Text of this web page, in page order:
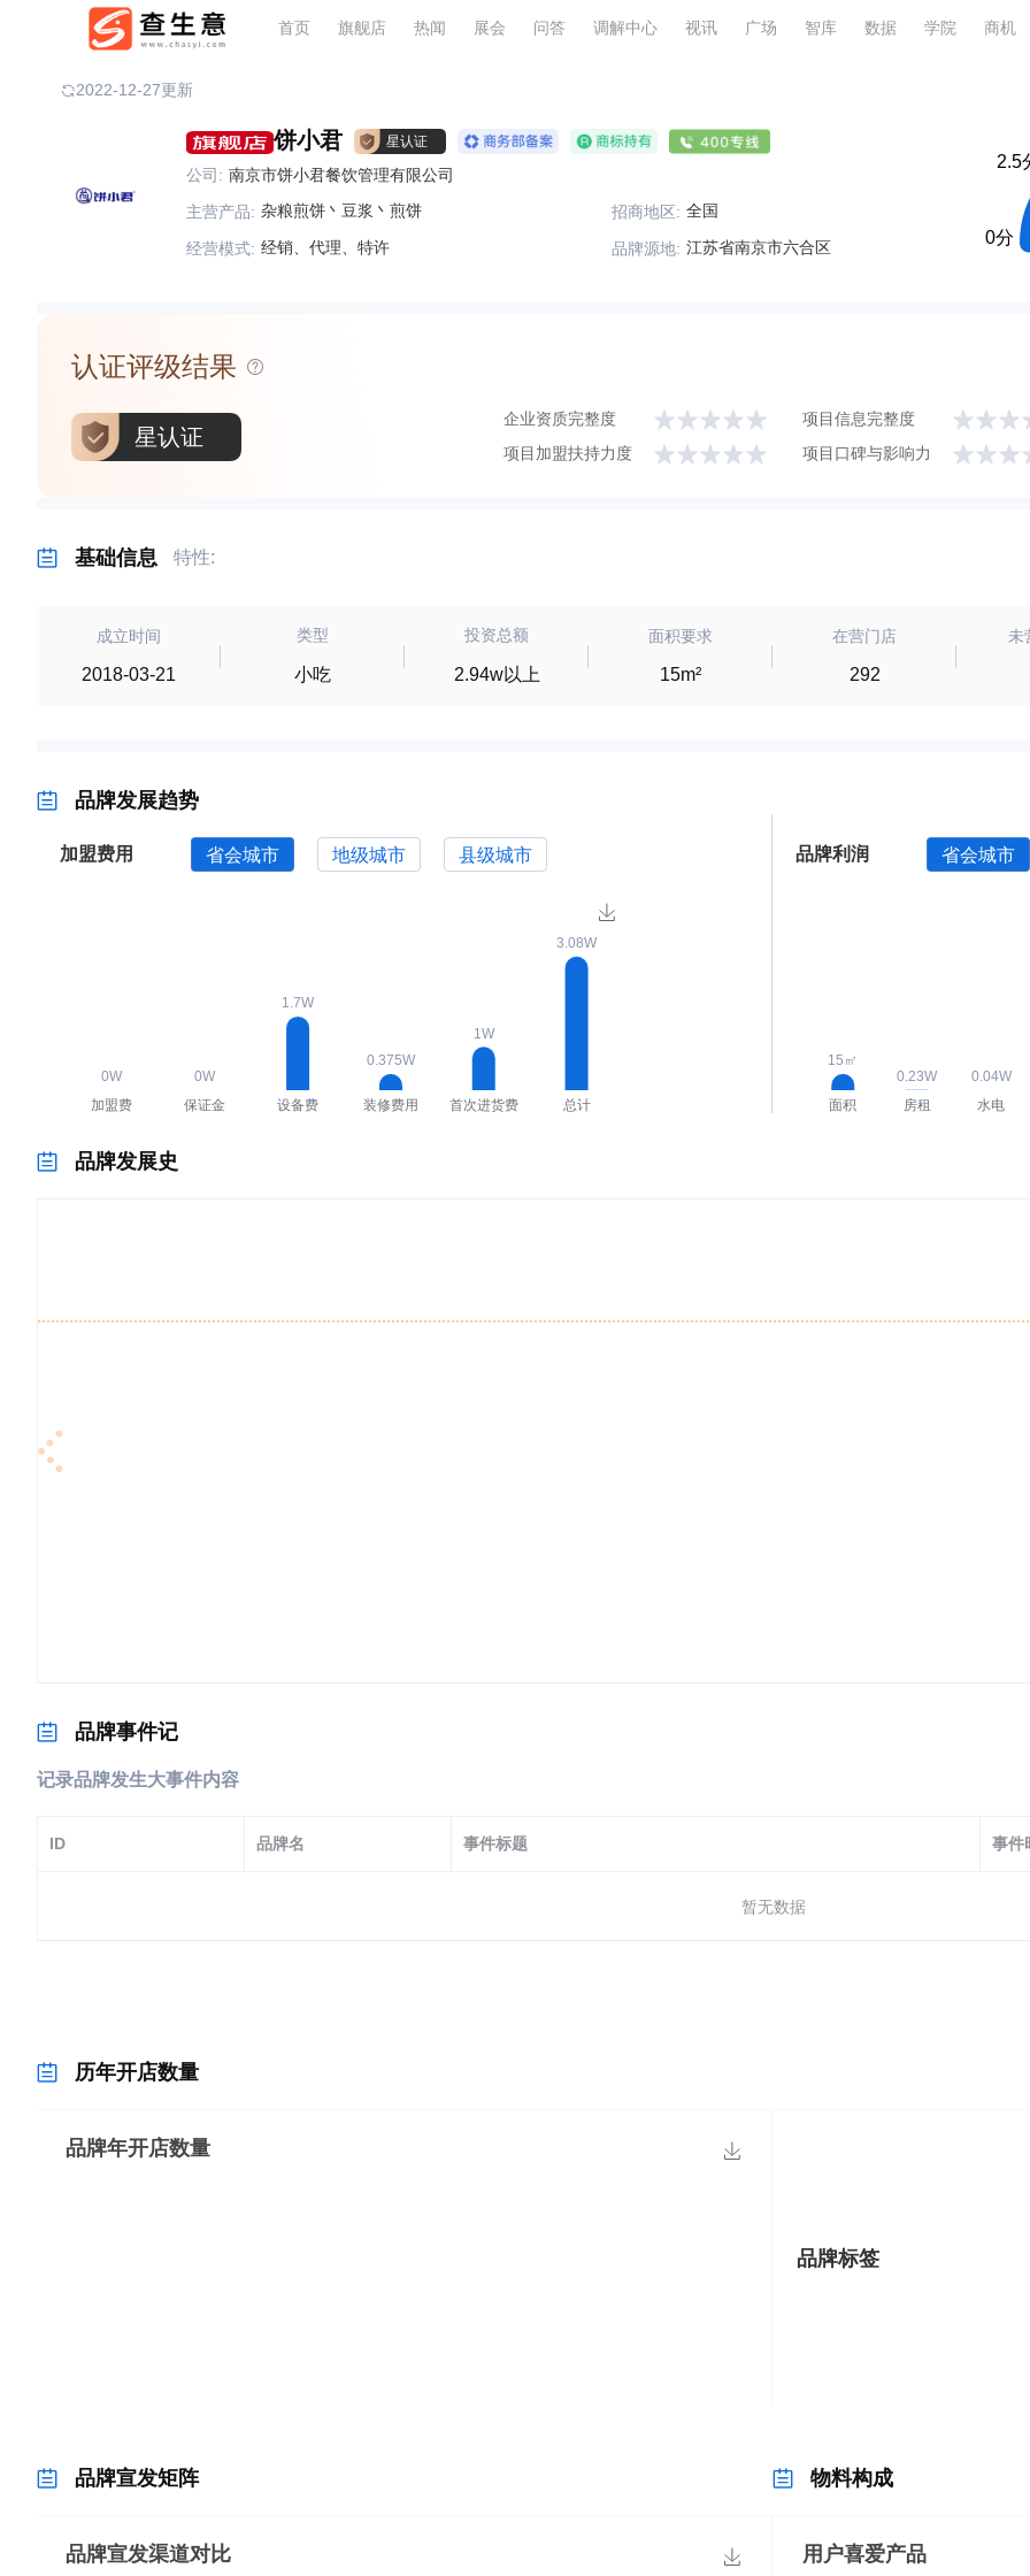
首页 旗舰店 热闻 展会 问答 调解中心 视讯 广场 智库 数据 学院 商机
2022-12-27更新
饼小君 星认证
公司: 南京市饼小君餐饮管理有限公司
主营产品: 杂粮煎饼丶豆浆丶煎饼 招商地区: 全国
经营模式: 经销、代理、特许 品牌源地: 江苏省南京市六合区
0分
2.5
认证评级结果
星认证
企业资质完整度
项目信息完整度
项目加盟扶持力度
项目口碑与影响力
基础信息 特性:
成立时间
2018-03-21
类型
小吃
投资总额
2.94w以上
面积要求
15m²
在营门店
292
未
品牌发展趋势
加盟费用 省会城市 地级城市 县级城市 品牌利润 省会城市
品牌发展史
品牌事件记
记录品牌发生大事件内容
ID 品牌名 事件标题 事件
暂无数据
历年开店数量
品牌标签
品牌宣发矩阵 物料构成